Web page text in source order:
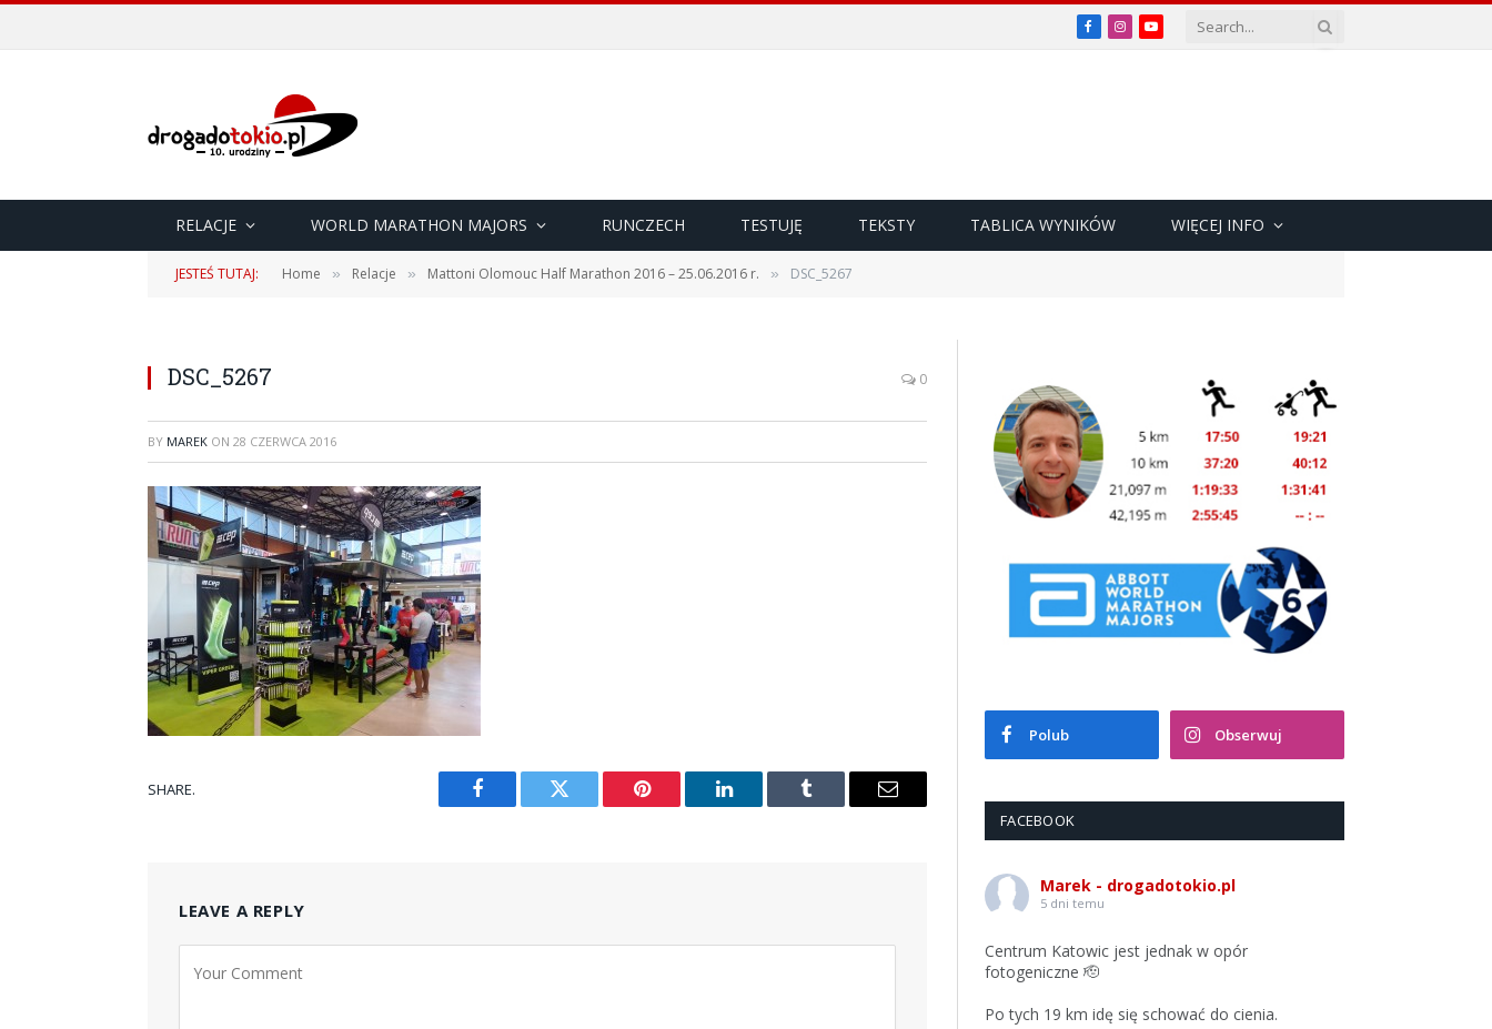
Facebook
InstagramYouTube
RELACJE WORLD MARATHON MAJORS RUNCZECH TESTUJĘ TEKSTY TABLICA WYNIKÓW WIĘCEJ INFO
JESTEŚ TUTAJ: Home » Relacje » Mattoni Olomouc Half Marathon 2016 – 25.06.2016 r. » DSC_5267
DSC_5267 0
BY MAREK ON 28 CZERWCA 2016
SHARE.
Facebook Twitter Pinterest LinkedIn Tumblr Email
LEAVE A REPLY
Polub Obserwuj
FACEBOOK
Marek - drogadotokio.pl
5 dni temu
Centrum Katowic jest jednak w opór
fotogeniczne 🫡
Po tych 19 km idę się schować do cienia.